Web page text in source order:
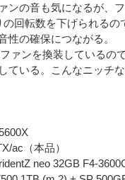
ンの音も気になるが、
の回転数を下げられるの
性の確保につながる。
ァンを換装しているの
ている。こんなニッチ
ac（本品）
neo 32GB F4-